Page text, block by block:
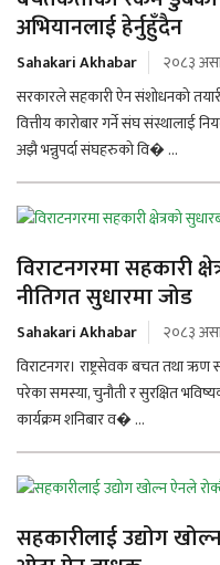
अभियानलाई हेर्नुहुँदैन
Sahakari Akhabar
२०८३
सरकारले सहकारी ऐन संशोधनको
वित्तीय कारोबार गर्ने संघ संस्थालाई
अझै भन्नुपर्दा संघहरुको वि� ...
विराटनगरमा सहकारी
नीतिगत सुधारमा जोड
Sahakari Akhabar
२०८३
विराटनगर। राष्ट्रसेवक बचत तथा ऋण
परेका समस्या, चुनौती र सुरक्षित
कार्यक्रम शनिबार व� ...
सहकारीलाई उद्योग